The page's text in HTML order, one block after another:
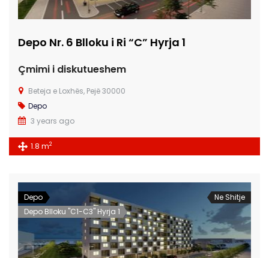
Depo Nr. 6 Blloku i Ri “C” Hyrja 1
Çmimi i diskutueshem
Beteja e Loxhës, Pejë 30000
Depo
3 years ago
1.8 m2
Depo
Depo Blloku "C1-C3" Hyrja 1
Ne Shitje